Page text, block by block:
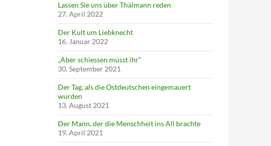
Lassen Sie uns über Thälmann reden
27. April 2022
Der Kult um Liebknecht
16. Januar 2022
„Aber schiessen müsst ihr“
30. September 2021
Der Tag, als die Ostdeutschen eingemauert
wurden
13. August 2021
Der Mann, der die Menschheit ins All brachte
19. April 2021